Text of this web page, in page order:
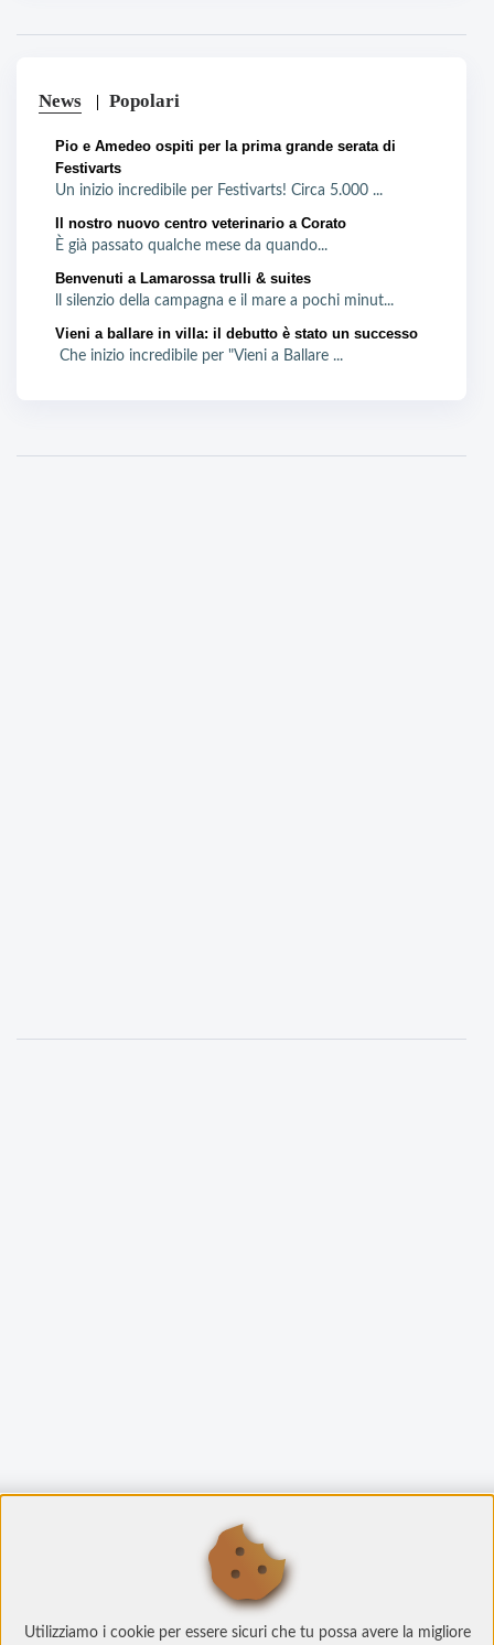
News Popolari
Pio e Amedeo ospiti per la prima grande serata di
Festivarts
Un inizio incredibile per Festivarts! Circa 5.000 ...
Il nostro nuovo centro veterinario a Corato
È già passato qualche mese da quando...
Benvenuti a Lamarossa trulli & suites
ll silenzio della campagna e il mare a pochi minut...
Vieni a ballare in villa: il debutto è stato un successo
Che inizio incredibile per "Vieni a Ballare ...
Utilizziamo i cookie per essere sicuri che tu possa avere la migliore